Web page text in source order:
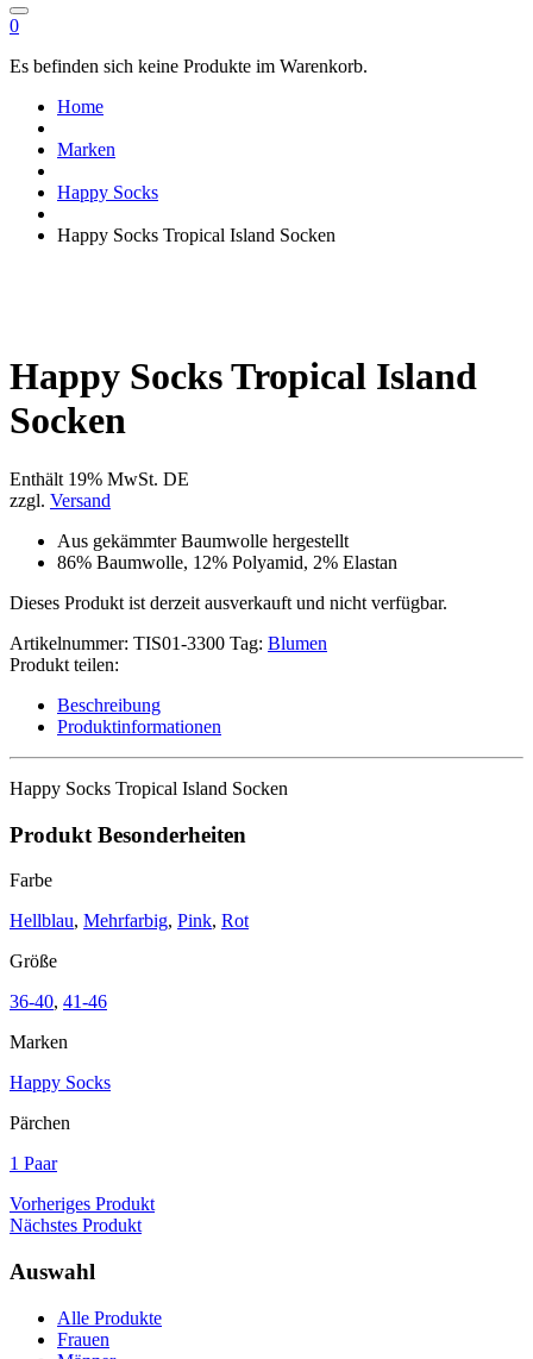
0
Es befinden sich keine Produkte im Warenkorb.
Home
Marken
Happy Socks
Happy Socks Tropical Island Socken
Happy Socks Tropical Island
Socken
Enthält 19% MwSt. DE
zzgl. Versand
Aus gekämmter Baumwolle hergestellt
86% Baumwolle, 12% Polyamid, 2% Elastan
Dieses Produkt ist derzeit ausverkauft und nicht verfügbar.
Artikelnummer: TIS01-3300 Tag: Blumen
Produkt teilen:
Beschreibung
Produktinformationen
Happy Socks Tropical Island Socken
Produkt Besonderheiten
Farbe
Hellblau, Mehrfarbig, Pink, Rot
Größe
36-40, 41-46
Marken
Happy Socks
Pärchen
1 Paar
Vorheriges Produkt
Nächstes Produkt
Auswahl
Alle Produkte
Frauen